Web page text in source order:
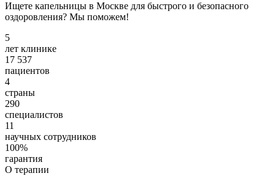
Ищете капельницы в Москве для быстрого и безопасного
оздоровления? Мы поможем!
5
лет клинике
17 537
пациентов
4
страны
290
специалистов
11
научных сотрудников
100%
гарантия
О терапии